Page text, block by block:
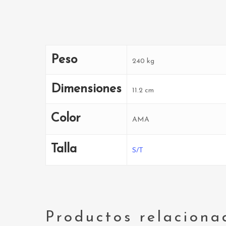
Peso 240 kg
Dimensiones 11.2 cm
Color AMA
Talla S/T
Productos